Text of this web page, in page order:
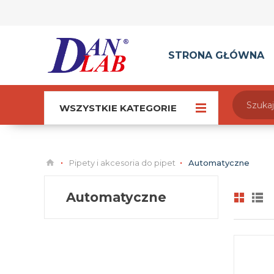
STRONA GŁÓWNA
WSZYSTKIE KATEGORIE
Pipety i akcesoria do pipet Automatyczne
Automatyczne